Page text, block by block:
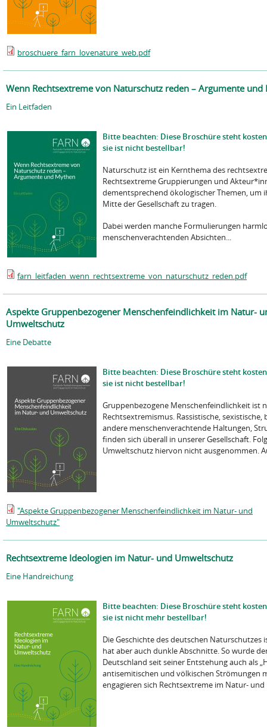
broschuere_farn_lovenature_web.pdf
Wenn Rechtsextreme von Naturschutz reden – Argumente und
Ein Leitfaden
Bitte beachten: Diese Broschüre steht
sie ist nicht bestellbar!
Naturschutz ist ein Kernthema des
Rechtsextreme Gruppierungen und
dementsprechend ökologischer Themen, um
Mitte der Gesellschaft zu tragen.
Dabei werden manche Formulierungen
menschenverachtenden Absichten...
farn_leitfaden_wenn_rechtsextreme_von_naturschutz_reden.pdf
Aspekte Gruppenbezogener Menschenfeindlichkeit im Natur-
Umweltschutz
Eine Debatte
Bitte beachten: Diese Broschüre steht
sie ist nicht bestellbar!
Gruppenbezogene Menschenfeindlichkeit ist
Rechtsextremismus. Rassistische,
andere menschenverachtende Haltungen,
finden sich überall in unserer Gesellschaft.
Umweltschutz hiervon nicht ausgenommen.
"Aspekte Gruppenbezogener Menschenfeindlichkeit im Natur- und
Umweltschutz"
Rechtsextreme Ideologien im Natur- und Umweltschutz
Eine Handreichung
Bitte beachten: Diese Broschüre steht
sie ist nicht mehr bestellbar!
Die Geschichte des deutschen Naturschutzes
hat aber auch dunkle Abschnitte. So wurde
Deutschland seit seiner Entstehung auch als
antisemitischen und völkischen Strömungen
engagieren sich Rechtsextreme im Natur-